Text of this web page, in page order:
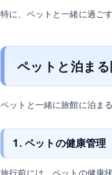
特に、ペットと一緒に過ご
ペットと泊ま
ペットと一緒に旅館に泊ま
1. ペットの健康管理